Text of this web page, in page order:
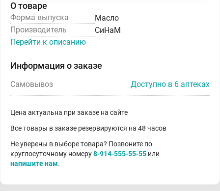
О товаре
Форма выпуска
Масло
Производитель
СиНаМ
Перейти к описанию
Информация о заказе
Самовывоз Доступно в 6 аптеках
Цена актуальна при заказе на сайте
Все товары в заказе резервируются на 48 часов
Не уверены в выборе товара? Позвоните по
круглосуточному номеру8-914-555-55-55 или
напишите нам.